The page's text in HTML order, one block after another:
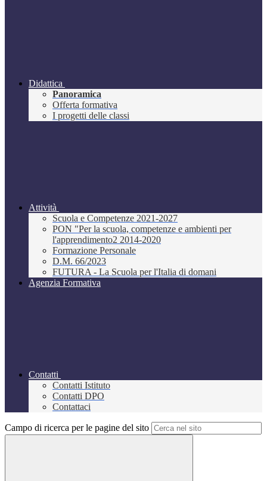
Didattica
Panoramica
Offerta formativa
I progetti delle classi
Attività
Scuola e Competenze 2021-2027
PON "Per la scuola, competenze e ambienti per
l'apprendimento2 2014-2020
Formazione Personale
D.M. 66/2023
FUTURA - La Scuola per l'Italia di domani
Agenzia Formativa
Contatti
Contatti Istituto
Contatti DPO
Contattaci
Campo di ricerca per le pagine del sito